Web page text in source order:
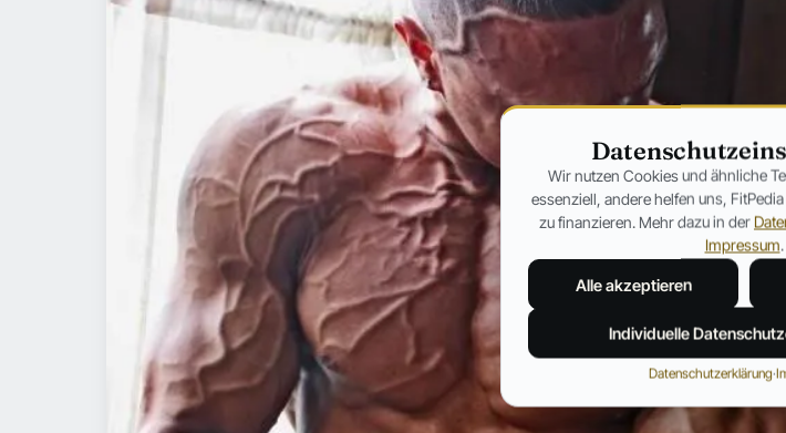
Wir nutzen Cookies und ähnliche
essenziell, andere helfen uns,
zu finanzieren. Mehr dazu in der
Impressum.
Alle akzeptieren
Individuelle
Datenschutzerklärung·